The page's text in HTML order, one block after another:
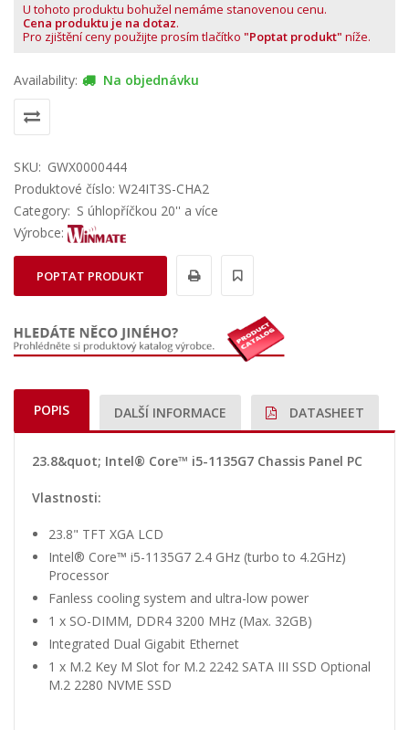
U tohoto produktu bohužel nemáme stanovenou cenu.
Cena produktu je na dotaz.
Pro zjištění ceny použijte prosím tlačítko "Poptat produkt" níže.
Availability: Na objednávku
SKU: GWX0000444
Produktové číslo: W24IT3S-CHA2
Category: S úhlopříčkou 20'' a více
Výrobce:
POPTAT PRODUKT
POPIS DALŠÍ INFORMACE DATASHEET
23.8&quot; Intel® Core™ i5-1135G7 Chassis Panel PC
Vlastnosti:
23.8" TFT XGA LCD
Intel® Core™ i5-1135G7 2.4 GHz (turbo to 4.2GHz)
Processor
Fanless cooling system and ultra-low power
1 x SO-DIMM, DDR4 3200 MHz (Max. 32GB)
Integrated Dual Gigabit Ethernet
1 x M.2 Key M Slot for M.2 2242 SATA III SSD Optional
M.2 2280 NVME SSD